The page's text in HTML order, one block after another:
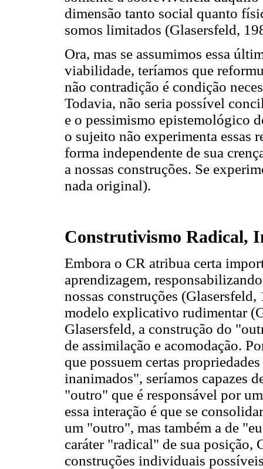
dimensão tanto social quanto
somos limitados (Glasersfeld,
Ora, mas se assumimos essa
viabilidade, teríamos que
não contradição é condição
Todavia, não seria possível
e o pessimismo epistemológico
o sujeito não experimenta essas
forma independente de sua
a nossas construções. Se
nada original).
Construtivismo Radical,
Embora o CR atribua certa
aprendizagem,
nossas construções
modelo explicativo rudimentar
Glasersfeld, a construção do
de assimilação e acomodação.
que possuem certas
inanimados", seríamos capazes
"outro" que é responsável por
essa interação é que se
um "outro", mas também a de
caráter "radical" de sua posição,
construções individuais